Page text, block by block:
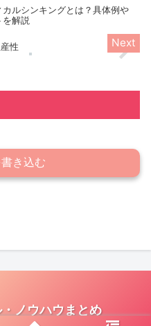
カルシンキングとは？具体例や
を解説
性
き込む
ノウハウまとめ